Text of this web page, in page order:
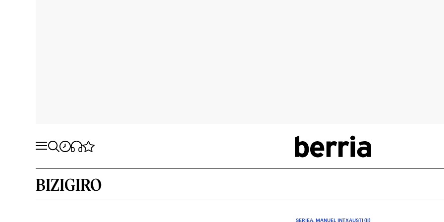
BIZIGIRO
SERIEA. MANUEL INTXAUSTI (II)